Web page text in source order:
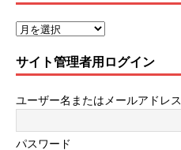
サイト管理者用ログイン
ユーザー名またはメールアドレス
パスワード